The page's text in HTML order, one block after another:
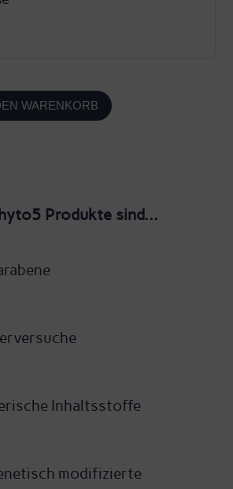
WARENKORB
Produkte sind...
Inhaltsstoffe
modifizierte